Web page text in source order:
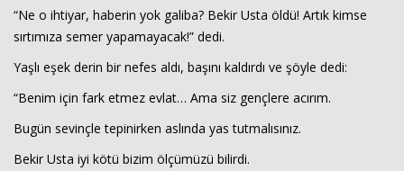
“Ne o ihtiyar, haberin yok galiba? Bekir Usta öldü! Artık kimse
sırtımıza semer yapamayacak!” dedi.
Yaşlı eşek derin bir nefes aldı, başını kaldırdı ve şöyle dedi:
“Benim için fark etmez evlat… Ama siz gençlere acırım.
Bugün sevinçle tepinirken aslında yas tutmalısınız.
Bekir Usta iyi kötü bizim ölçümüzü bilirdi.